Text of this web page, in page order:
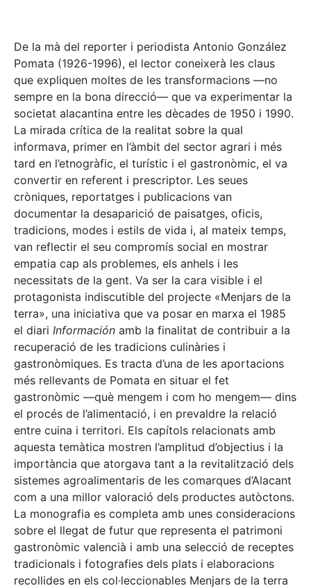
De la mà del reporter i periodista Antonio González
Pomata (1926-1996), el lector coneixerà les claus
que expliquen moltes de les transformacions —no
sempre en la bona direcció— que va experimentar la
societat alacantina entre les dècades de 1950 i 1990.
La mirada crítica de la realitat sobre la qual
informava, primer en l’àmbit del sector agrari i més
tard en l’etnogràfic, el turístic i el gastronòmic, el va
convertir en referent i prescriptor. Les seues
cròniques, reportatges i publicacions van
documentar la desaparició de paisatges, oficis,
tradicions, modes i estils de vida i, al mateix temps,
van reflectir el seu compromís social en mostrar
empatia cap als problemes, els anhels i les
necessitats de la gent. Va ser la cara visible i el
protagonista indiscutible del projecte «Menjars de la
terra», una iniciativa que va posar en marxa el 1985
el diari Información amb la finalitat de contribuir a la
recuperació de les tradicions culinàries i
gastronòmiques. Es tracta d’una de les aportacions
més rellevants de Pomata en situar el fet
gastronòmic —què mengem i com ho mengem— dins
el procés de l’alimentació, i en prevaldre la relació
entre cuina i territori. Els capítols relacionats amb
aquesta temàtica mostren l’amplitud d’objectius i la
importància que atorgava tant a la revitalització dels
sistemes agroalimentaris de les comarques d’Alacant
com a una millor valoració dels productes autòctons.
La monografia es completa amb unes consideracions
sobre el llegat de futur que representa el patrimoni
gastronòmic valencià i amb una selecció de receptes
tradicionals i fotografies dels plats i elaboracions
recollides en els col·leccionables Menjars de la terra